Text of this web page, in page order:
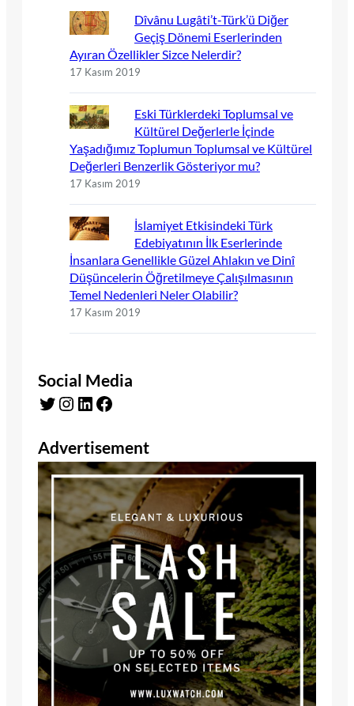
Dîvânu Lugâti’t-Türk’ü Diğer
Geçiş Dönemi Eserlerinden
Ayıran Özellikler Sizce Nelerdir?
17 Kasım 2019
Eski Türklerdeki Toplumsal ve
Kültürel Değerlerle İçinde
Yaşadığımız Toplumun Toplumsal ve Kültürel
Değerleri Benzerlik Gösteriyor mu?
17 Kasım 2019
İslamiyet Etkisindeki Türk
Edebiyatının İlk Eserlerinde
İnsanlara Genellikle Güzel Ahlakın ve Dinî
Düşüncelerin Öğretilmeye Çalışılmasının
Temel Nedenleri Neler Olabilir?
17 Kasım 2019
Social Media
Twitter Instagram LinkedIn Facebook
Advertisement